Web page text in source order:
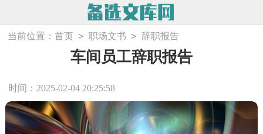
当前位置：首页 > 职场文书 > 辞职报告
车间员工辞职报告
时间：2025-02-04 20:25:58